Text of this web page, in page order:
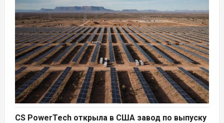
CS PowerTech открыла в США завод по выпуску